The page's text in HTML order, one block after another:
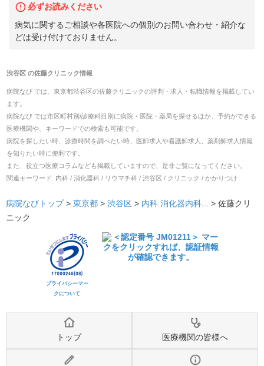
必ずお読みください
病気に関するご相談や各医院への個別のお問い合わせ・紹介な
どは受け付けておりません。
渋谷区の佐藤クリニック情報
病院なび では、 東京都渋谷区の佐藤クリニックの評判・求人・転職情報を掲載してい
ます。
病院なび では市区町村別/診療科目別に病院・医院・薬局を探せるほか、予約ができる
医療機関や、キーワードでの検索も可能です。
病院を探したい時、診療時間を調べたい時、医師求人や看護師求人、薬剤師求人情報
を知りたい時に便利です。
また、役立つ医療コラムなども掲載していますので、是非ご覧になってください。
関連キーワード: 内科 / 消化器科 / リウマチ科 / 渋谷区 / クリニック / かかりつけ
病院なびトップ > 東京都 > 渋谷区 > 内科 消化器内科... > 佐藤クリ
ニック
プライバシーマー
クについて
トップ 医療機関の皆様へ